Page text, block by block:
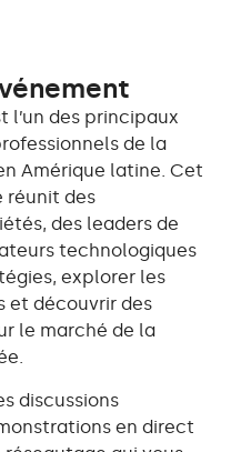
l’un des principaux
de la
Amérique latine. Cet
réunit des
des leaders de
technologiques
explorer les
et découvrir des
le marché de la
discussions
en direct